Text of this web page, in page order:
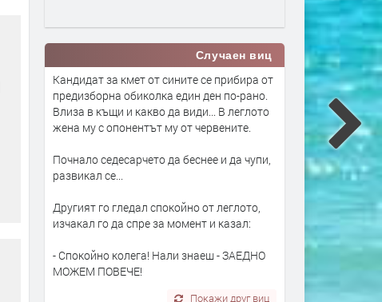
Случаен виц
Кандидат за кмет от сините се прибира от
предизборна обиколка един ден по-рано.
Влиза в къщи и какво да види... В леглото
жена му с опонентът му от червените.
Почнало седесарчето да беснее и да чупи,
развикал се...
Другият го гледал спокойно от леглото,
изчакал го да спре за момент и казал:
- Спокойно колега! Нали знаеш - ЗАЕДНО
МОЖЕМ ПОВЕЧЕ!
Покажи друг виц